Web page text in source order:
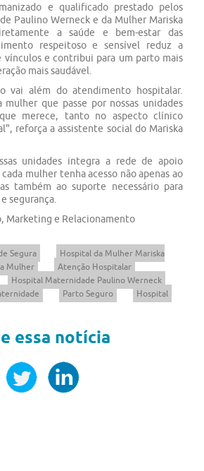
e qualificado prestado pelos
Paulino Werneck e da Mulher Mariska
a saúde e bem-estar das
respeitoso e sensível reduz a
vínculos e contribui para um parto mais
mais saudável.
vai além do atendimento hospitalar.
mulher que passe por nossas unidades
merece, tanto no aspecto clínico
reforça a assistente social do Mariska
unidades integra a rede de apoio
mulher tenha acesso não apenas ao
também ao suporte necessário para
segurança.
Marketing e Relacionamento
Segura
Hospital da Mulher Mariska
Mulher
Atenção Hospitalar
Hospital Maternidade Paulino Werneck
Parto Seguro
Hospital
essa notícia